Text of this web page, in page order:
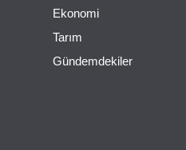
Ekonomi
Tarım
Gündemdekiler